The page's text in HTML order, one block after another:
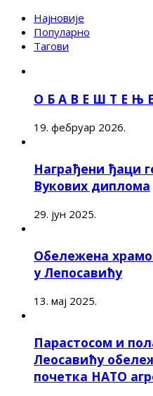
Најновије
Популарно
Тагови
О Б А В Е Ш Т Е Њ Е
19. фебруар 2026.
Награђени ђаци
Вукових диплома
29. јун 2025.
Обележена
у Лепосавићу
13. мај 2025.
Парастосом и
Леосавићу
почетка НАТО